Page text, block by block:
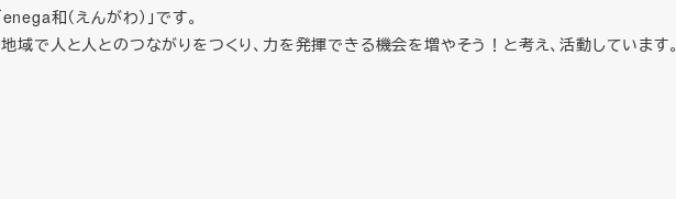
和（えんがわ）」です。
域で人と人とのつながりをつくり、力を発揮できる機会を増やそう！と考え、活動しています。